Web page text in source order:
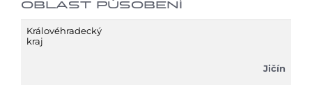
OBLAST PŮSOBENÍ
Královéhradecký
kraj
Jičín